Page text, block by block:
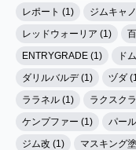
レポート (1)
ジムキャ
レッドウォーリア (1)
ENTRYGRADE (1)
ド
ダリルバルデ (1)
ヅダ
ララネル (1)
ラクスク
ケンプファー (1)
パー
ジム改 (1)
マスキング